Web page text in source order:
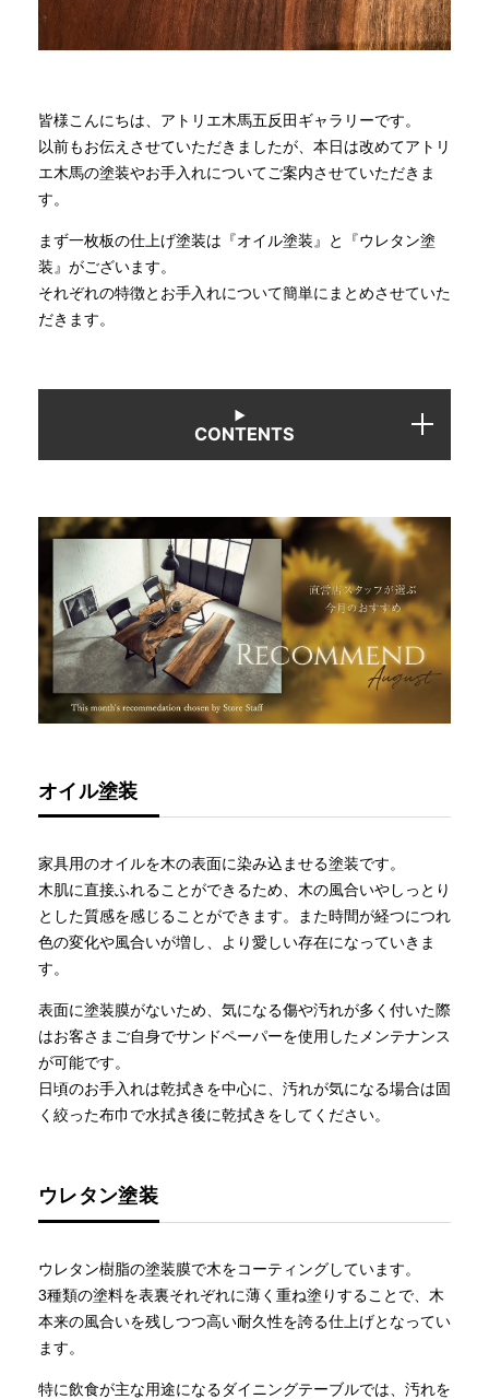
イベント
全商品一覧
新入荷情報
納品事例
よくあるご質問
お問い合わせ
皆様こんにちは、アトリエ木馬五反田ギャラリーです。
以前もお伝えさせていただきましたが、本日は改めてアトリ
エ木馬の塗装やお手入れについてご案内させていただきま
す。
まず一枚板の仕上げ塗装は『オイル塗装』と『ウレタン塗
装』がございます。
それぞれの特徴とお手入れについて簡単にまとめさせていた
だきます。
CONTENTS
オイル塗装
家具用のオイルを木の表面に染み込ませる塗装です。
木肌に直接ふれることができるため、木の風合いやしっとり
とした質感を感じることができます。また時間が経つにつれ
色の変化や風合いが増し、より愛しい存在になっていきま
す。
表面に塗装膜がないため、気になる傷や汚れが多く付いた際
はお客さまご自身でサンドペーパーを使用したメンテナンス
が可能です。
日頃のお手入れは乾拭きを中心に、汚れが気になる場合は固
く絞った布巾で水拭き後に乾拭きをしてください。
ウレタン塗装
ウレタン樹脂の塗装膜で木をコーティングしています。
3種類の塗料を表裏それぞれに薄く重ね塗りすることで、木
本来の風合いを残しつつ高い耐久性を誇る仕上げとなってい
ます。
特に飲食が主な用途になるダイニングテーブルでは、汚れを